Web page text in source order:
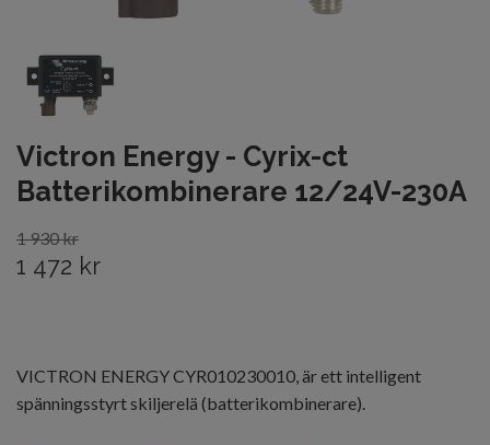
Victron Energy - Cyrix-ct
Batterikombinerare 12/24V-230A
1 930 kr
1 472 kr
VICTRON ENERGY CYR010230010, är ett intelligent
spänningsstyrt skiljerelä (batterikombinerare).